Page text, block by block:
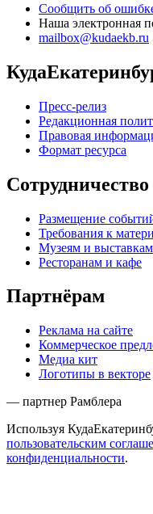
Сообщить об
Наша электронная
mailbox@kudaekb.ru
Пресс-релиз
Редакционная
Правовая
Формат ресурса
Сотрудничество
Размещение
Требования к
Музеям и выставкам
Ресторанам и кафе
Партнёрам
Реклама на сайте
Коммерческое
Медиа кит
Логотипы в векторе
— партнер Рамблера
Используя
пользовательским
конфиденциальности.